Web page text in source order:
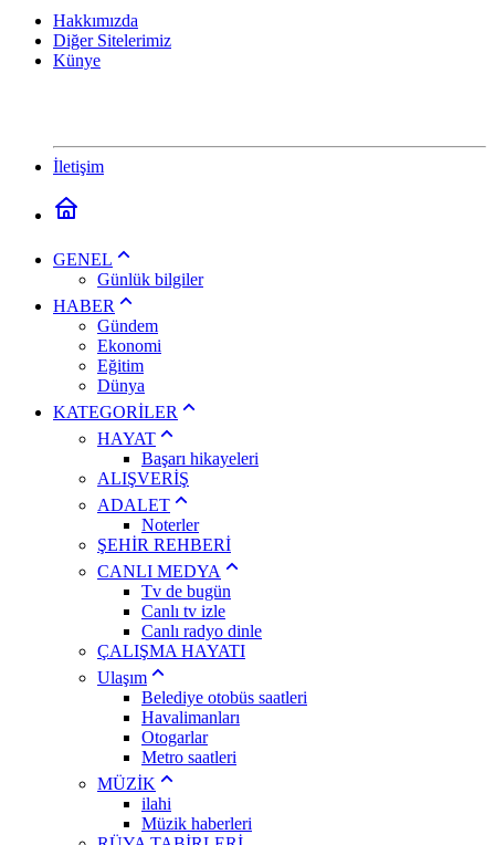
Hakkımızda
Diğer Sitelerimiz
Künye
İletişim
GENEL
Günlük bilgiler
HABER
Gündem
Ekonomi
Eğitim
Dünya
KATEGORİLER
HAYAT
Başarı hikayeleri
ALIŞVERİŞ
ADALET
Noterler
ŞEHİR REHBERİ
CANLI MEDYA
Tv de bugün
Canlı tv izle
Canlı radyo dinle
ÇALIŞMA HAYATI
Ulaşım
Belediye otobüs saatleri
Havalimanları
Otogarlar
Metro saatleri
MÜZİK
ilahi
Müzik haberleri